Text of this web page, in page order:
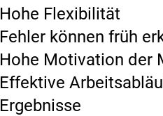
Hohe Flexibilität
Fehler können früh
Hohe Motivation der
Effektive
Ergebnisse